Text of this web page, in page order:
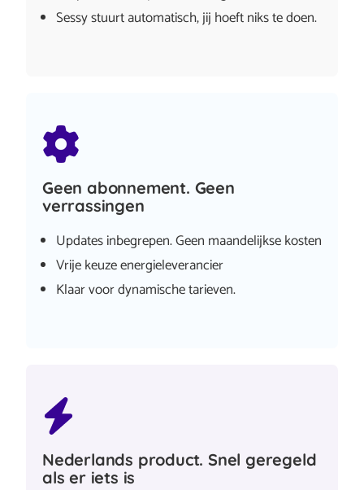
Sessy stuurt automatisch, jij hoeft niks te doen.
Geen abonnement. Geen
verrassingen
Updates inbegrepen. Geen maandelijkse kosten
Vrije keuze energieleverancier
Klaar voor dynamische tarieven.
Nederlands product. Snel geregeld
als er iets is